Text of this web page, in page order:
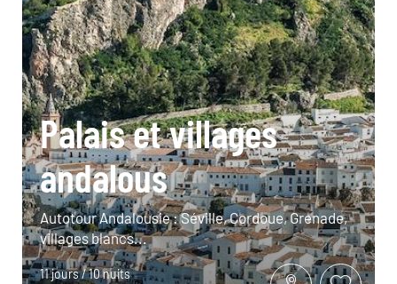
Palais et villages
andalous
Autotour Andalousie : Séville, Cordoue, Grenade,
villages blancs...
11 jours / 10 nuits